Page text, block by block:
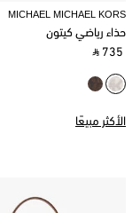
MICHAEL MICHAEL KORS
حذاء رياضي كيتون
‎ ⃁ 735 ‎
الأكثر مبيعًا